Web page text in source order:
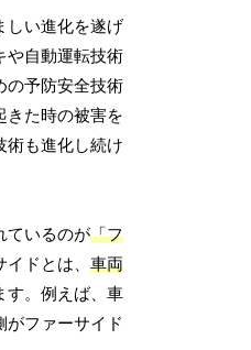
しい進化を遂げ
や自動運転技術
の予防安全技術
きた時の被害を
術も進化し続け
ているのが「フ
イドとは、車両
す。例えば、車
がファーサイド